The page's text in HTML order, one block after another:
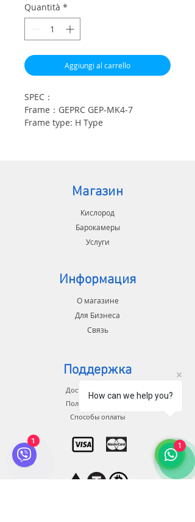
Quantità *
Aggiungi al carrello
SPEC：
Frame：GEPRC GEP-MK4-7
Frame type: H Type
Camera：Caddx H1
Motors：GEPRC EM2810 1350KV
Props：GF7037-3
Receiver：TBSNanoRX
Features:
1.7 inch Frame, high cost
performance, suitable for long-
distance sailing
2. High efficiency motor, takeoff
precision flight
MOQ 1000
Магазин
Кислород
Барокамеры
Услуги
Информация
О магазине
Для Бизнеса
Связь
Поддержка
Доставка и возврат
Политика магазина
Способы оплаты
How can we help you?
1
1